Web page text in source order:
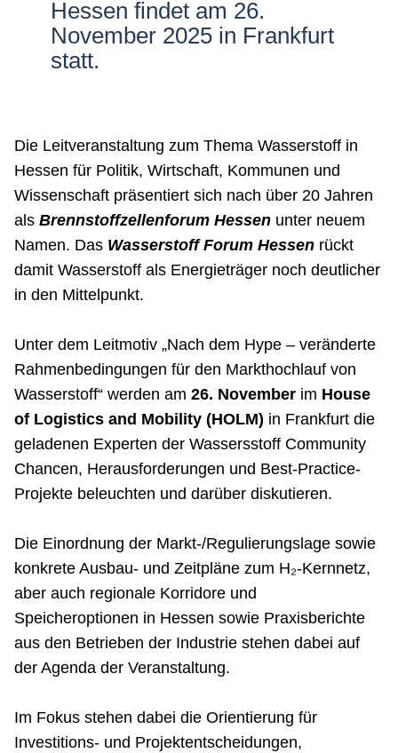
Hessen findet am 26.
November 2025 in Frankfurt
statt.
Die Leitveranstaltung zum Thema Wasserstoff in
Hessen für Politik, Wirtschaft, Kommunen und
Wissenschaft präsentiert sich nach über 20 Jahren
als Brennstoffzellenforum Hessenunter neuem
Namen. Das Wasserstoff Forum Hessenrückt
damit Wasserstoff als Energieträger noch deutlicher
in den Mittelpunkt.
Unter dem Leitmotiv „Nach dem Hype – veränderte
Rahmenbedingungen für den Markthochlauf von
Wasserstoff“ werden am 26. Novemberim House
of Logistics and Mobility (HOLM) in Frankfurt die
geladenen Experten der Wassersstoff Community
Chancen, Herausforderungen und Best-Practice-
Projekte beleuchten und darüber diskutieren.
Die Einordnung der Markt-/Regulierungslage sowie
konkrete Ausbau- und Zeitpläne zum H₂-Kernnetz,
aber auch regionale Korridore und
Speicheroptionen in Hessen sowie Praxisberichte
aus den Betrieben der Industrie stehen dabei auf
der Agenda der Veranstaltung.
Im Fokus stehen dabei die Orientierung für
Investitions- und Projektentscheidungen,